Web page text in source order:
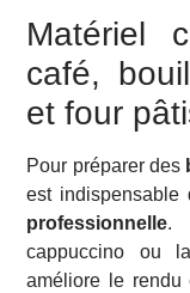
Matériel
café,
et four
Pour préparer des
est indispensable
professionnelle.
cappuccino ou
améliore le